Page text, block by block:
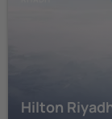
Hilton